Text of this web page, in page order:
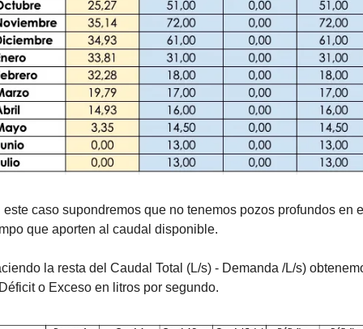
este caso supondremos que no tenemos pozos profundos en
que aporten al caudal disponible.
la resta del Caudal Total (L/s) - Demanda /L/s)
o Exceso en litros por segundo.